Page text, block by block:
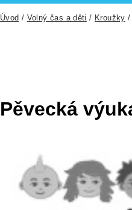
Úvod / Volný čas a děti / Kroužky /
Pěvecká